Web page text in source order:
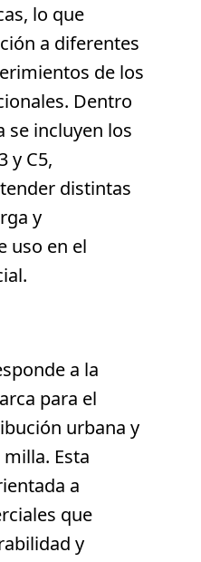
lo que
a diferentes
de los
Dentro
se incluyen los
y C5,
distintas
y
uso en el
a la
para el
urbana y
Esta
a
que
y